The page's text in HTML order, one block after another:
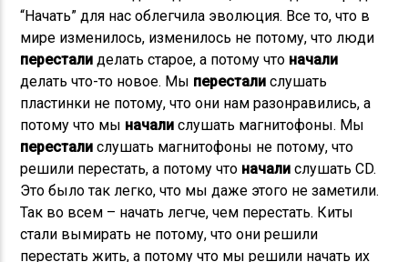
“Начать” для нас облегчила эволюция. Все то, что в
мире изменилось, изменилось не потому, что люди
перестали делать старое, а потому что начали
делать что-то новое. Мы перестали слушать
пластинки не потому, что они нам разонравились, а
потому что мы начали слушать магнитофоны. Мы
перестали слушать магнитофоны не потому, что
решили перестать, а потому что начали слушать CD.
Это было так легко, что мы даже этого не заметили.
Так во всем – начать легче, чем перестать. Киты
стали вымирать не потому, что они решили
перестать жить, а потому что мы решили начать их